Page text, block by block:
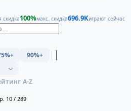
скидка100%макс. скидка696.9Kиграют сейчас
90%+
A-Z
10 / 289